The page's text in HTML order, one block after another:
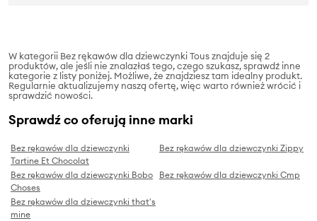
W kategorii Bez rękawów dla dziewczynki Tous znajduje się 2
produktów, ale jeśli nie znalazłaś tego, czego szukasz, sprawdź inne
kategorie z listy poniżej. Możliwe, że znajdziesz tam idealny produkt.
Regularnie aktualizujemy naszą ofertę, więc warto również wrócić i
sprawdzić nowości.
Sprawdź co oferują inne marki
Bez rękawów dla dziewczynki
Tartine Et Chocolat
Bez rękawów dla dziewczynki Zippy
Bez rękawów dla dziewczynki Bobo
Choses
Bez rękawów dla dziewczynki Cmp
Bez rękawów dla dziewczynki that's
mine